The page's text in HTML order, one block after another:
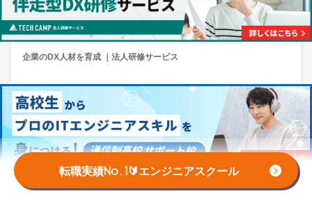
転職実績No.1🔰エンジニアスクール
企業のDX人材を育成 ｜法人研修サービス